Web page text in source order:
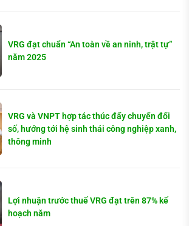
VRG đạt chuẩn “An toàn về an ninh, trật tự”
năm 2025
VRG và VNPT hợp tác thúc đẩy chuyển đổi
số, hướng tới hệ sinh thái công nghiệp xanh,
thông minh
Lợi nhuận trước thuế VRG đạt trên 87% kế
hoạch năm